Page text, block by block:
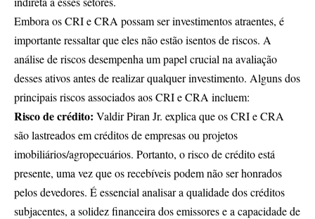
Embora os CRI e CRA possam ser investimentos atraentes, é
importante ressaltar que eles não estão isentos de riscos. A
análise de riscos desempenha um papel crucial na avaliação
desses ativos antes de realizar qualquer investimento. Alguns dos
principais riscos associados aos CRI e CRA incluem:
Risco de crédito: Valdir Piran Jr. explica que os CRI e CRA
são lastreados em créditos de empresas ou projetos
imobiliários/agropecuários. Portanto, o risco de crédito está
presente, uma vez que os recebíveis podem não ser honrados
pelos devedores. É essencial analisar a qualidade dos créditos
subjacentes, a solidez financeira dos emissores e a capacidade de